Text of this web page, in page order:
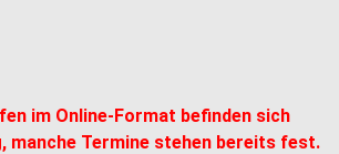
im Online-Format befinden sich
manche Termine stehen bereits fest.